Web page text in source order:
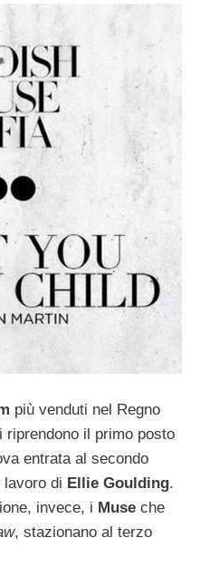
più venduti nel Regno
riprendono il primo posto
entrata al secondo
lavoro di Ellie Goulding.
invece, i Muse che
, stazionano al terzo